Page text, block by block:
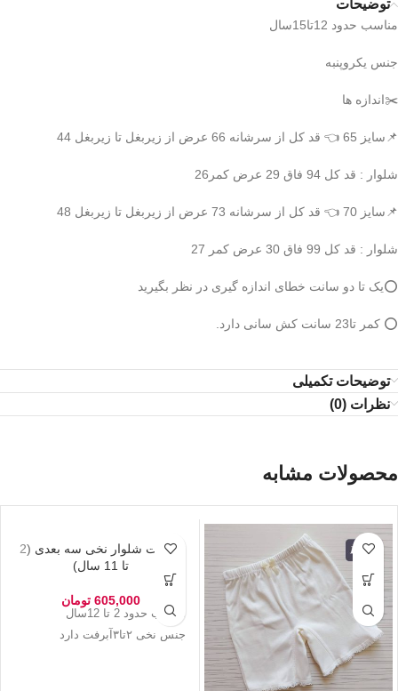
توضیحات
مناسب حدود 12تا15سال
جنس یکروپنبه
✂️اندازه ها
📌سایز 65 👈 قد کل از سرشانه 66 عرض از زیربغل تا زیربغل 44
شلوار : قد کل 94 فاق 29 عرض کمر26
📌سایز 70 👈 قد کل از سرشانه 73 عرض از زیربغل تا زیربغل 48
شلوار : قد کل 99 فاق 30 عرض کمر 27
⭕️یک تا دو سانت خطای اندازه گیری در نظر بگیرید
⭕️ کمر تا23 سانت کش سانی دارد.
توضیحات تکمیلی
نظرات (0)
محصولات مشابه
تیشرت شلوار نخی سه بعدی (2
تا 11 سال)
605,000 تومان
مناسب حدود 2 تا 12سال
جنس نخی ۲تا۳آبرفت دارد